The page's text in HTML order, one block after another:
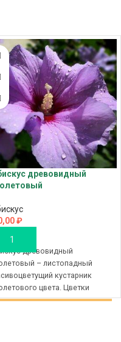
древовидный
₽
В КОРЗИНУ
древовидный
– листопадный
кустарник
цвета. Цветки
достигающие 7-12 см в